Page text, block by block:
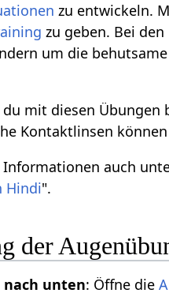
zu entwickeln.
zu geben. Bei
um die
du mit diesen
Kontaktlinsen
Informationen auch
Hindi".
der
nach unten: Öffne die